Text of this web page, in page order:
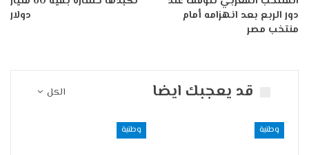
دور الربع بعد انهزامه أمام
منتخب مصر
دولار
الكل قد يعجبك ايضا
وطنية وطنية